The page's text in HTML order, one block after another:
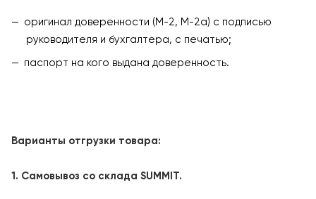
оригинал доверенности (М-2, М-2а) с подписью
руководителя и бухгалтера, с печатью;
паспорт на кого выдана доверенность.
Варианты отгрузки товара:
1. Самовывоз со склада SUMMIT.